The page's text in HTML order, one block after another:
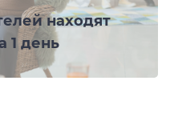
находят
1 день